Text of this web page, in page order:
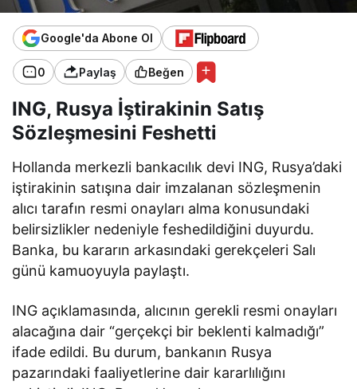
Google'da Abone Ol
0 Paylaş Beğen
ING, Rusya İştirakinin Satış
Sözleşmesini Feshetti
Hollanda merkezli bankacılık devi ING, Rusya’daki
iştirakinin satışına dair imzalanan sözleşmenin
alıcı tarafın resmi onayları alma konusundaki
belirsizlikler nedeniyle feshedildiğini duyurdu.
Banka, bu kararın arkasındaki gerekçeleri Salı
günü kamuoyuyla paylaştı.
ING açıklamasında, alıcının gerekli resmi onayları
alacağına dair “gerçekçi bir beklenti kalmadığı”
ifade edildi. Bu durum, bankanın Rusya
pazarındaki faaliyetlerine dair kararlılığını